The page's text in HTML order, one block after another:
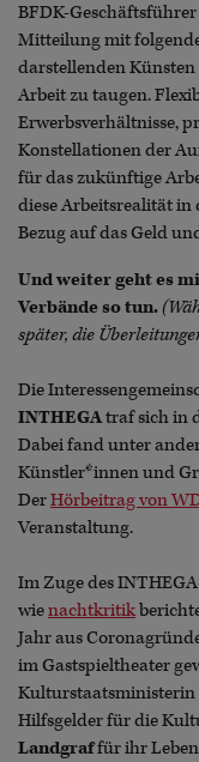
BFDK-Geschäftsführer
Mitteilung mit
darstellenden
Arbeit zu taugen.
Erwerbsverhältnisse,
Konstellationen der
für das zukünftige
diese Arbeitsrealität
Bezug auf das Geld
Und weiter geht es
Verbände so tun.
später, die
Die
INTHEGAtraf sich in
Dabei fand unter
Künstler*innen und
DerHörbeitrag von
Veranstaltung.
Im Zuge des
wienachtkritik
Jahr aus
im Gastspieltheater
Kulturstaatsministerin
Hilfsgelder für die
Landgraffür ihr